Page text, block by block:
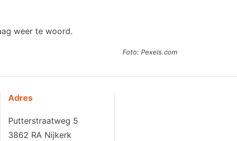
weer te woord.
Foto: Pexels.com
Adres
Putterstraatweg 5
3862 RA Nijkerk